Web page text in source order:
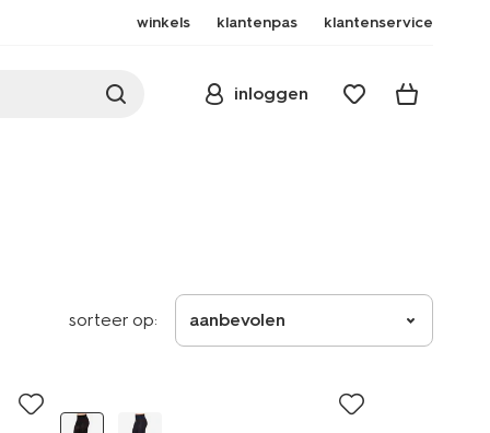
winkels klantenpas klantenservice
inloggen
sorteer op: aanbevolen